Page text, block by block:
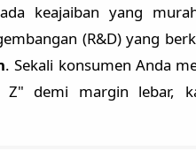
keajaiban yang
(R&D) yang
. Sekali konsumen Anda
demi margin lebar,